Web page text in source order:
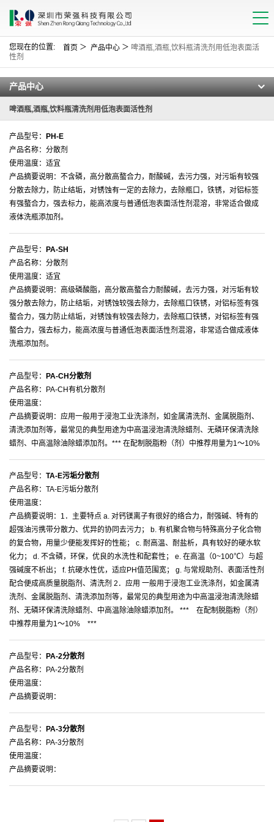
您现在的位置: 首页 ＞ 产品中心 ＞ 啤酒瓶,酒瓶,饮料瓶清洗剂用低泡表面活
性剂
产品中心
啤酒瓶,酒瓶,饮料瓶清洗剂用低泡表面活性剂
产品型号： PH-E
产品名称：分散剂
使用温度：适宜
产品摘要说明：不含磷，高分散高螯合力，耐酸碱，去污力强，对污垢有较强
分散去除力，防止结垢，对锈蚀有一定的去除力，去除瓶口，铁锈，对铝标签
有强螯合力，强去标力，能高浓度与普通低泡表面活性剂混溶，非常适合做成
液体洗瓶添加剂。
产品型号： PA-SH
产品名称：分散剂
使用温度：适宜
产品摘要说明：高级磷酸脂，高分散高螯合力耐酸碱，去污力强，对污垢有较
强分散去除力，防止结垢，对锈蚀较强去除力，去除瓶口铁锈，对铝标签有强
螯合力，强力防止结垢，对锈蚀有较强去除力，去除瓶口铁锈，对铝标签有强
螯合力，强去标力，能高浓度与普通低泡表面活性剂混溶，非常适合做成液体
洗瓶添加剂。
产品型号： PA-CH分散剂
产品名称：PA-CH有机分散剂
使用温度：
产品摘要说明：应用一般用于浸泡工业洗涤剂，如金属清洗剂、金属脱脂剂、
清洗添加剂等，最常见的典型用途为中高温浸泡清洗除蜡剂、无磷环保清洗除
蜡剂、中高温除油除蜡添加剂。*** 在配制脱脂粉（剂）中推荐用量为1～10%
产品型号： TA-E污垢分散剂
产品名称：TA-E污垢分散剂
使用温度：
产品摘要说明：1．主要特点 a. 对钙镁离子有很好的络合力，耐强碱、特有的
超强油污携带分散力、优异的协同去污力； b. 有机聚合物与特殊高分子化合物
的复合物，用量少便能发挥好的性能； c. 耐高温、耐盐析，具有较好的硬水软
化力； d. 不含磷，环保，优良的水洗性和配套性； e. 在高温（0~100℃）与超
强碱度不析出； f. 抗硬水性优，适应PH值范围宽； g. 与常规助剂、表面活性剂
配合便成高质量脱脂剂、清洗剂 2．应用 一般用于浸泡工业洗涤剂，如金属清
洗剂、金属脱脂剂、清洗添加剂等，最常见的典型用途为中高温浸泡清洗除蜡
剂、无磷环保清洗除蜡剂、中高温除油除蜡添加剂。 *** 在配制脱脂粉（剂）
中推荐用量为1～10% ***
产品型号： PA-2分散剂
产品名称：PA-2分散剂
使用温度：
产品摘要说明：
产品型号： PA-3分散剂
产品名称：PA-3分散剂
使用温度：
产品摘要说明：